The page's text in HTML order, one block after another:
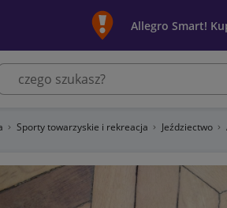
Allegro Smart!
Sporty towarzyskie i rekreacja Jeździectwo